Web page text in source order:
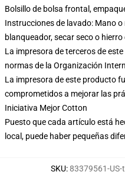
Bolsillo de bolsa frontal,
Instrucciones de lavado: Mano
blanqueador, secar seco o
La impresora de terceros de
normas de la Organización
La impresora de este producto
comprometidos a mejorar las
Iniciativa Mejor Cotton
Puesto que cada artículo está
local, puede haber pequeñas
SKU:83379561-US-